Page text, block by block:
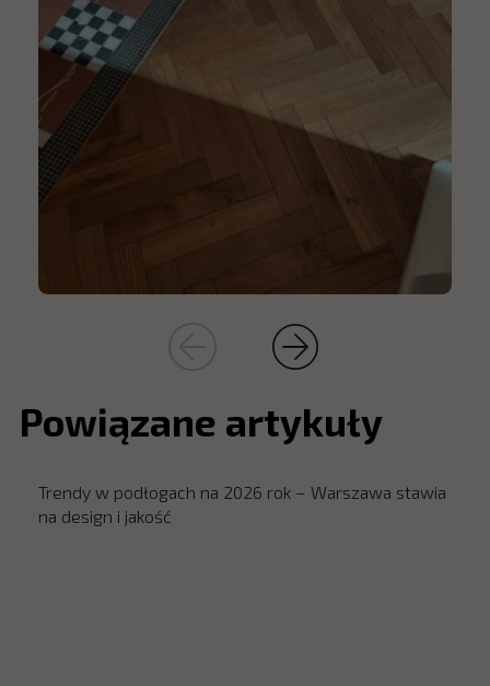
Powiązane artykuły
Trendy w podłogach na 2026 rok – Warszawa stawia
na design i jakość